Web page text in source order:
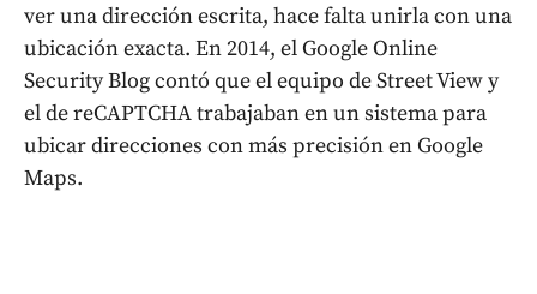
ver una dirección escrita, hace falta unirla con una
ubicación exacta. En 2014, el Google Online
Security Blog contó que el equipo de Street View y
el de reCAPTCHA trabajaban en un sistema para
ubicar direcciones con más precisión en Google
Maps.